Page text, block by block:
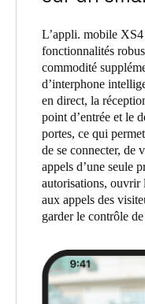
Switzerland
DeutschFrançaisItaliano
United Kingdom
Ireland
English
France
Netherlands
NederlandsEnglish
L’appli. mobile
fonctionnalités
commodité
d’interphone
en direct, la
point d’entrée et le
portes, ce qui
de se connecter, de
appels d’une seule
autorisations, ouvrir
aux appels des
garder le contrôle